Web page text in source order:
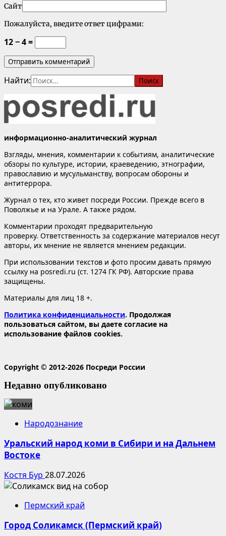
Сайт
Пожалуйста, введите ответ цифрами:
12 − 4 =
Найти:
информационно-аналитический журнал
Взгляды, мнения, комментарии к событиям, аналитические
обзоры по культуре, истории, краеведению, этнографии,
православию и мусульманству, вопросам обороны и
антитеррора.
Журнал о тех, кто живет посреди России. Прежде всего в
Поволжье и на Урале. А также рядом.
Комментарии проходят предварительную
проверку. Ответственность за содержание материалов несут
авторы, их мнение не является мнением редакции.
При использовании текстов и фото просим давать прямую
ссылку на posredi.ru (ст. 1274 ГК РФ). Авторские права
защищены.
Материалы для лиц 18 +.
Политика конфиденциальности. Продолжая
пользоваться сайтом, вы даете согласие на
использование файлов cookies.
Copyright © 2012-2026 Посреди России
Недавно опубликовано
Народознание
Уральский народ коми в Сибири и на Дальнем
Востоке
Костя Бур 28.07.2026
Пермский край
Город Соликамск (Пермский край)